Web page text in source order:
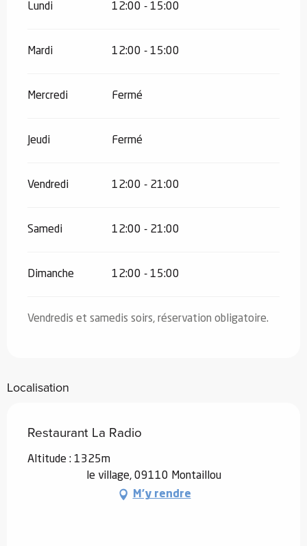
Lundi 12:00 - 15:00
Mardi 12:00 - 15:00
Mercredi Fermé
Jeudi Fermé
Vendredi 12:00 - 21:00
Samedi 12:00 - 21:00
Dimanche 12:00 - 15:00
Vendredis et samedis soirs, réservation obligatoire.
Localisation
Restaurant La Radio
Altitude : 1325m
le village, 09110 Montaillou
M'y rendre